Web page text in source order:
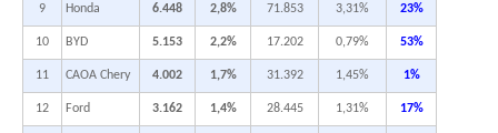
9 Honda 6.448 2,8% 71.853 3,31% 23%
10 BYD 5.153 2,2% 17.202 0,79% 53%
11 CAOA Chery 4.002 1,7% 31.392 1,45% 1%
12 Ford 3.162 1,4% 28.445 1,31% 17%